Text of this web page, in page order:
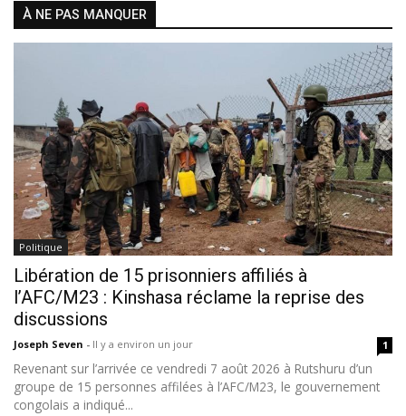
À NE PAS MANQUER
Politique
Libération de 15 prisonniers affiliés à
l’AFC/M23 : Kinshasa réclame la reprise des
discussions
Joseph Seven - Il y a environ un jour 1
Revenant sur l’arrivée ce vendredi 7 août 2026 à Rutshuru d’un
groupe de 15 personnes affilées à l’AFC/M23, le gouvernement
congolais a indiqué...